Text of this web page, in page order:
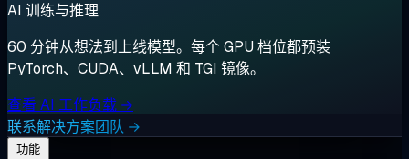
AI 训练与推理
60 分钟从想法到上线模型。每个 GPU 档位都预装
PyTorch、CUDA、vLLM 和 TGI 镜像。
查看 AI 工作负载 →
联系解决方案团队 →